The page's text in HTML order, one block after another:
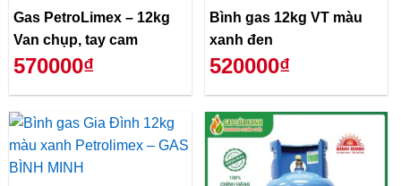
Gas PetroLimex – 12kg
Van chụp, tay cam
570000₫
Bình gas 12kg VT màu
xanh đen
520000₫